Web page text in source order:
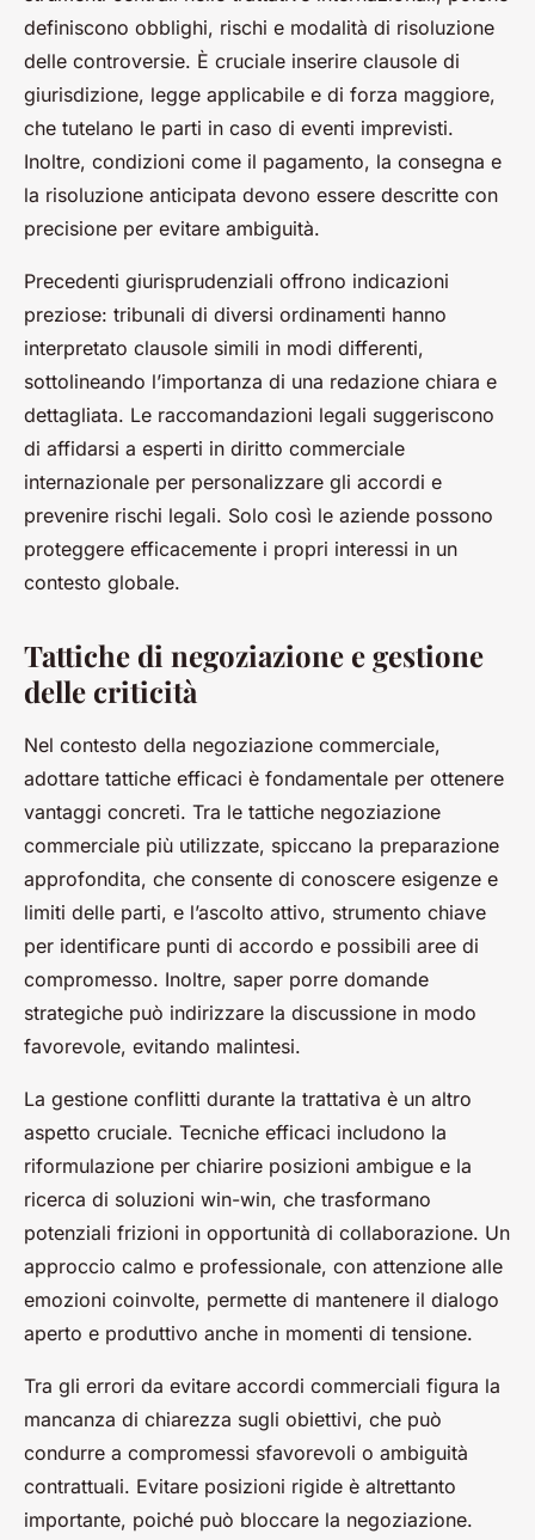
definiscono obblighi, rischi e modalità di risoluzione
delle controversie. È cruciale inserire clausole di
giurisdizione, legge applicabile e di forza maggiore,
che tutelano le parti in caso di eventi imprevisti.
Inoltre, condizioni come il pagamento, la consegna e
la risoluzione anticipata devono essere descritte con
precisione per evitare ambiguità.
Precedenti giurisprudenziali offrono indicazioni
preziose: tribunali di diversi ordinamenti hanno
interpretato clausole simili in modi differenti,
sottolineando l’importanza di una redazione chiara e
dettagliata. Le raccomandazioni legali suggeriscono
di affidarsi a esperti in diritto commerciale
internazionale per personalizzare gli accordi e
prevenire rischi legali. Solo così le aziende possono
proteggere efficacemente i propri interessi in un
contesto globale.
Tattiche di negoziazione e gestione
delle criticità
Nel contesto della negoziazione commerciale,
adottare tattiche efficaci è fondamentale per ottenere
vantaggi concreti. Tra le tattiche negoziazione
commerciale più utilizzate, spiccano la preparazione
approfondita, che consente di conoscere esigenze e
limiti delle parti, e l’ascolto attivo, strumento chiave
per identificare punti di accordo e possibili aree di
compromesso. Inoltre, saper porre domande
strategiche può indirizzare la discussione in modo
favorevole, evitando malintesi.
La gestione conflitti durante la trattativa è un altro
aspetto cruciale. Tecniche efficaci includono la
riformulazione per chiarire posizioni ambigue e la
ricerca di soluzioni win-win, che trasformano
potenziali frizioni in opportunità di collaborazione. Un
approccio calmo e professionale, con attenzione alle
emozioni coinvolte, permette di mantenere il dialogo
aperto e produttivo anche in momenti di tensione.
Tra gli errori da evitare accordi commerciali figura la
mancanza di chiarezza sugli obiettivi, che può
condurre a compromessi sfavorevoli o ambiguità
contrattuali. Evitare posizioni rigide è altrettanto
importante, poiché può bloccare la negoziazione.